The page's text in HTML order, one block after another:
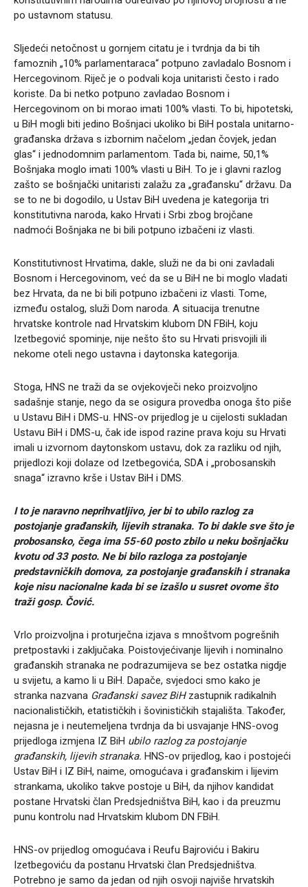
po ustavnom statusu.
Sljedeći netočnost u gornjem citatu je i tvrdnja da bi tih
famoznih „10% parlamentaraca“ potpuno zavladalo Bosnom i
Hercegovinom. Riječ je o podvali koja unitaristi često i rado
koriste. Da bi netko potpuno zavladao Bosnom i
Hercegovinom on bi morao imati 100% vlasti. To bi, hipotetski,
u BiH mogli biti jedino Bošnjaci ukoliko bi BiH postala unitarno-
građanska država s izbornim načelom „jedan čovjek, jedan
glas“ i jednodomnim parlamentom. Tada bi, naime, 50,1%
Bošnjaka moglo imati 100% vlasti u BiH. To je i glavni razlog
zašto se bošnjački unitaristi zalažu za „građansku“ državu. Da
se to ne bi dogodilo, u Ustav BiH uvedena je kategorija tri
konstitutivna naroda, kako Hrvati i Srbi zbog brojčane
nadmoći Bošnjaka ne bi bili potpuno izbačeni iz vlasti.
Konstitutivnost Hrvatima, dakle, služi ne da bi oni zavladali
Bosnom i Hercegovinom, već da se u BiH ne bi moglo vladati
bez Hrvata, da ne bi bili potpuno izbačeni iz vlasti. Tome,
između ostalog, služi Dom naroda. A situacija trenutne
hrvatske kontrole nad Hrvatskim klubom DN FBiH, koju
Izetbegović spominje, nije nešto što su Hrvati prisvojili ili
nekome oteli nego ustavna i daytonska kategorija.
Stoga, HNS ne traži da se ovjekovječi neko proizvoljno
sadašnje stanje, nego da se osigura provedba onoga što piše
u Ustavu BiH i DMS-u. HNS-ov prijedlog je u cijelosti sukladan
Ustavu BiH i DMS-u, čak ide ispod razine prava koju su Hrvati
imali u izvornom daytonskom ustavu, dok za razliku od njih,
prijedlozi koji dolaze od Izetbegovića, SDA i „probosanskih
snaga“ izravno krše i Ustav BiH i DMS.
I to je naravno neprihvatljivo, jer bi to ubilo razlog za
postojanje građanskih, lijevih stranaka. To bi dakle sve što je
probosansko, čega ima 55-60 posto zbilo u neku bošnjačku
kvotu od 33 posto. Ne bi bilo razloga za postojanje
predstavničkih domova, za postojanje građanskih i stranaka
koje nisu nacionalne kada bi se izašlo u susret ovome što
traži gosp. Čović.
Vrlo proizvoljna i proturječna izjava s mnoštvom pogrešnih
pretpostavki i zaključaka. Poistovjećivanje lijevih i nominalno
građanskih stranaka ne podrazumijeva se bez ostatka nigdje
u svijetu, a kamo li u BiH. Dapače, svjedoci smo kako je
stranka nazvana Građanski savez BiHzastupnik radikalnih
nacionalističkih, etatističkih i šovinističkih stajališta. Također,
nejasna je i neutemeljena tvrdnja da bi usvajanje HNS-ovog
prijedloga izmjena IZ BiH ubilo razlog za postojanje
građanskih, lijevih stranaka. HNS-ov prijedlog, kao i postojeći
Ustav BiH i IZ BiH, naime, omogućava i građanskim i lijevim
strankama, ukoliko takve postoje u BiH, da njihov kandidat
postane Hrvatski član Predsjedništva BiH, kao i da preuzmu
punu kontrolu nad Hrvatskim klubom DN FBiH.
HNS-ov prijedlog omogućava i Reufu Bajroviću i Bakiru
Izetbegoviću da postanu Hrvatski član Predsjedništva.
Potrebno je samo da jedan od njih osvoji najviše hrvatskih